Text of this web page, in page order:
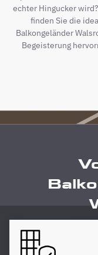
echter Hingucker
finden Sie die
Balkongeländer
Begeisterung